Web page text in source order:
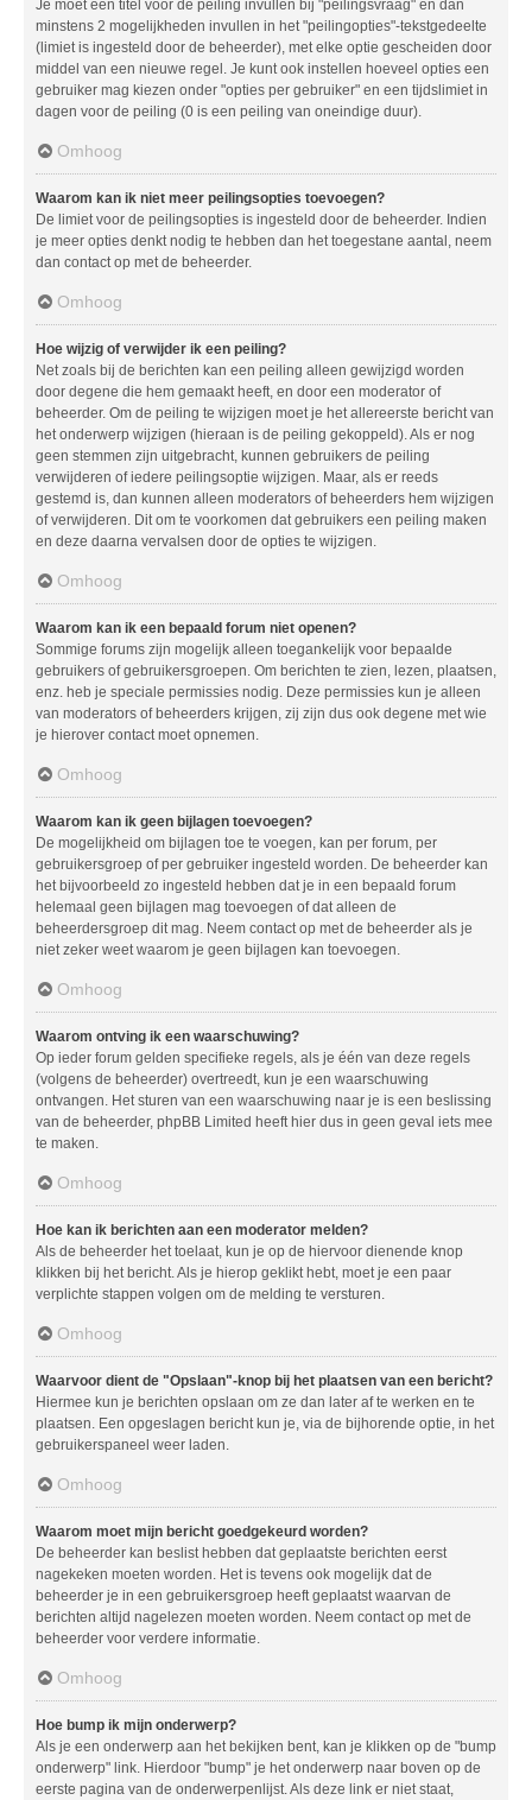
Je moet een titel voor de peiling invullen bij "peilingsvraag" en dan
minstens 2 mogelijkheden invullen in het "peilingopties"-tekstgedeelte
(limiet is ingesteld door de beheerder), met elke optie gescheiden door
middel van een nieuwe regel. Je kunt ook instellen hoeveel opties een
gebruiker mag kiezen onder "opties per gebruiker" en een tijdslimiet in
dagen voor de peiling (0 is een peiling van oneindige duur).
Omhoog
Waarom kan ik niet meer peilingsopties toevoegen?
De limiet voor de peilingsopties is ingesteld door de beheerder. Indien
je meer opties denkt nodig te hebben dan het toegestane aantal, neem
dan contact op met de beheerder.
Omhoog
Hoe wijzig of verwijder ik een peiling?
Net zoals bij de berichten kan een peiling alleen gewijzigd worden
door degene die hem gemaakt heeft, en door een moderator of
beheerder. Om de peiling te wijzigen moet je het allereerste bericht van
het onderwerp wijzigen (hieraan is de peiling gekoppeld). Als er nog
geen stemmen zijn uitgebracht, kunnen gebruikers de peiling
verwijderen of iedere peilingsoptie wijzigen. Maar, als er reeds
gestemd is, dan kunnen alleen moderators of beheerders hem wijzigen
of verwijderen. Dit om te voorkomen dat gebruikers een peiling maken
en deze daarna vervalsen door de opties te wijzigen.
Omhoog
Waarom kan ik een bepaald forum niet openen?
Sommige forums zijn mogelijk alleen toegankelijk voor bepaalde
gebruikers of gebruikersgroepen. Om berichten te zien, lezen, plaatsen,
enz. heb je speciale permissies nodig. Deze permissies kun je alleen
van moderators of beheerders krijgen, zij zijn dus ook degene met wie
je hierover contact moet opnemen.
Omhoog
Waarom kan ik geen bijlagen toevoegen?
De mogelijkheid om bijlagen toe te voegen, kan per forum, per
gebruikersgroep of per gebruiker ingesteld worden. De beheerder kan
het bijvoorbeeld zo ingesteld hebben dat je in een bepaald forum
helemaal geen bijlagen mag toevoegen of dat alleen de
beheerdersgroep dit mag. Neem contact op met de beheerder als je
niet zeker weet waarom je geen bijlagen kan toevoegen.
Omhoog
Waarom ontving ik een waarschuwing?
Op ieder forum gelden specifieke regels, als je één van deze regels
(volgens de beheerder) overtreedt, kun je een waarschuwing
ontvangen. Het sturen van een waarschuwing naar je is een beslissing
van de beheerder, phpBB Limited heeft hier dus in geen geval iets mee
te maken.
Omhoog
Hoe kan ik berichten aan een moderator melden?
Als de beheerder het toelaat, kun je op de hiervoor dienende knop
klikken bij het bericht. Als je hierop geklikt hebt, moet je een paar
verplichte stappen volgen om de melding te versturen.
Omhoog
Waarvoor dient de "Opslaan"-knop bij het plaatsen van een bericht?
Hiermee kun je berichten opslaan om ze dan later af te werken en te
plaatsen. Een opgeslagen bericht kun je, via de bijhorende optie, in het
gebruikerspaneel weer laden.
Omhoog
Waarom moet mijn bericht goedgekeurd worden?
De beheerder kan beslist hebben dat geplaatste berichten eerst
nagekeken moeten worden. Het is tevens ook mogelijk dat de
beheerder je in een gebruikersgroep heeft geplaatst waarvan de
berichten altijd nagelezen moeten worden. Neem contact op met de
beheerder voor verdere informatie.
Omhoog
Hoe bump ik mijn onderwerp?
Als je een onderwerp aan het bekijken bent, kan je klikken op de "bump
onderwerp" link. Hierdoor "bump" je het onderwerp naar boven op de
eerste pagina van de onderwerpenlijst. Als deze link er niet staat,